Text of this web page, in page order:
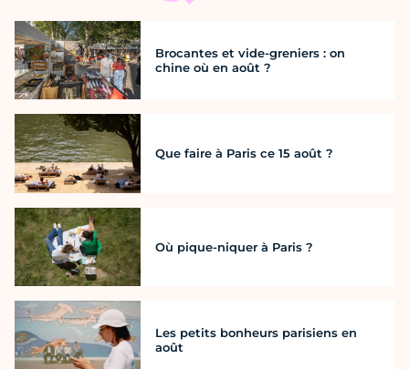
Brocantes et vide-greniers : on
chine où en août ?
Que faire à Paris ce 15 août ?
Où pique-niquer à Paris ?
Les petits bonheurs parisiens en
août